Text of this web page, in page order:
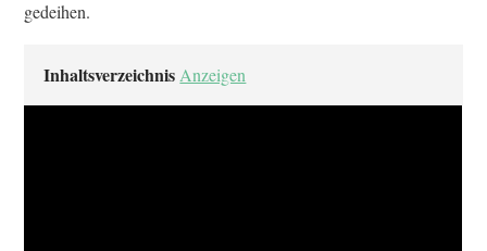
gedeihen.
Inhaltsverzeichnis Anzeigen